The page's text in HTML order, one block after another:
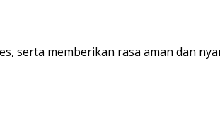
serta memberikan rasa aman dan